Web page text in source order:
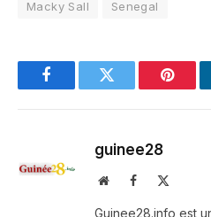
Macky Sall Senegal
FacebookTwitter
guinee28
WebsiteFacebook
Guinee28.info est